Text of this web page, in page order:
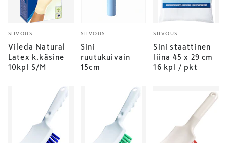
SIIVOUS
Vileda Natural
Latex k.käsine
10kpl S/M
SIIVOUS
Sini
ruutukuivain
15cm
SIIVOUS
Sini staattinen
liina 45 x 29 cm
16 kpl / pkt